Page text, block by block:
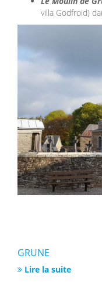
villa Godfroid)
GRUNE
Lire la suite